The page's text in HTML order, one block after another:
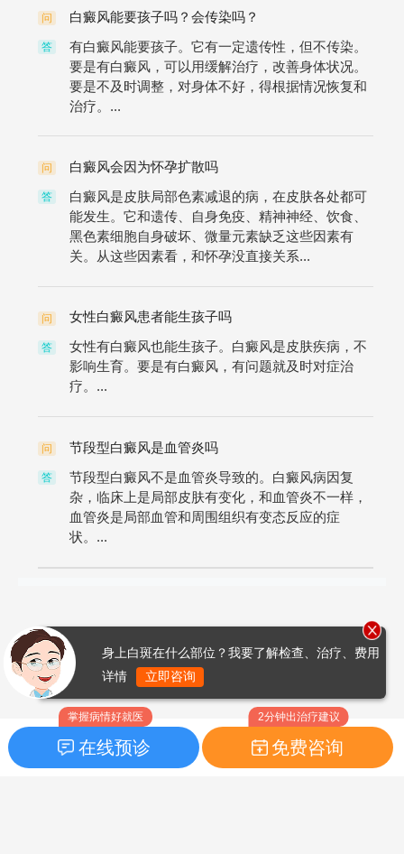
问 白癜风能要孩子吗？会传染吗？
答
有白癜风能要孩子。它有一定遗传性，但不传染。
要是有白癜风，可以用缓解治疗，改善身体状况。
要是不及时调整，对身体不好，得根据情况恢复和
治疗。...
问 白癜风会因为怀孕扩散吗
答
白癜风是皮肤局部色素减退的病，在皮肤各处都可
能发生。它和遗传、自身免疫、精神神经、饮食、
黑色素细胞自身破坏、微量元素缺乏这些因素有
关。从这些因素看，和怀孕没直接关系...
问 女性白癜风患者能生孩子吗
答
女性有白癜风也能生孩子。白癜风是皮肤疾病，不
影响生育。要是有白癜风，有问题就及时对症治
疗。...
问 节段型白癜风是血管炎吗
答
节段型白癜风不是血管炎导致的。白癜风病因复
杂，临床上是局部皮肤有变化，和血管炎不一样，
血管炎是局部血管和周围组织有变态反应的症
状。...
掌握病情好就医
在线预诊
2分钟出治疗建议
免费咨询
身上白斑在什么部位？我要了解检查、治疗、费用
详情
立即咨询